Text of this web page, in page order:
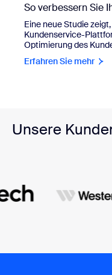
So verbessern Sie
Eine neue Studie
Kundenservice-
Optimierung des
Erfahren Sie mehr
Unsere